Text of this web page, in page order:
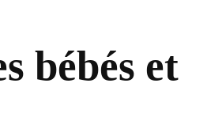
bébés et